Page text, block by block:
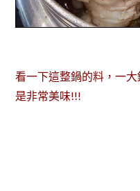
看一下這整鍋的料，一
是非常美味!!!